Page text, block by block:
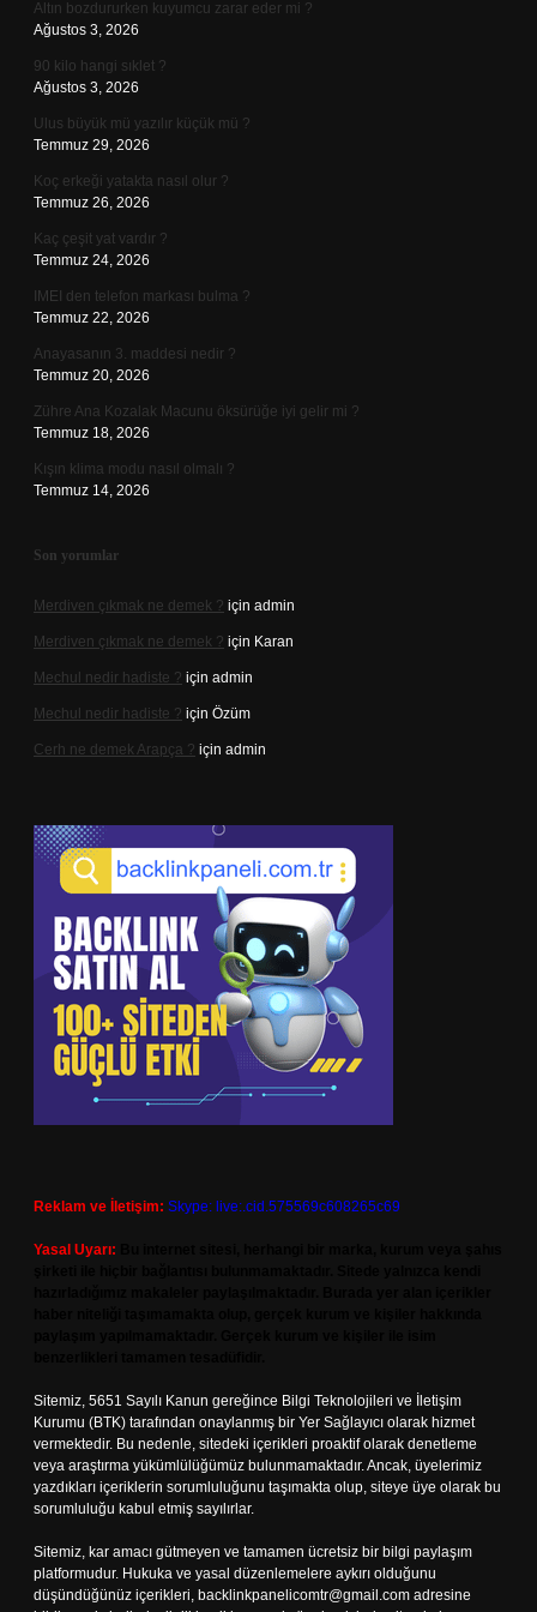
Altın bozdururken kuyumcu zarar eder mi ?
Ağustos 3, 2026
90 kilo hangi sıklet ?
Ağustos 3, 2026
Ulus büyük mü yazılır küçük mü ?
Temmuz 29, 2026
Koç erkeği yatakta nasıl olur ?
Temmuz 26, 2026
Kaç çeşit yat vardır ?
Temmuz 24, 2026
IMEI den telefon markası bulma ?
Temmuz 22, 2026
Anayasanın 3. maddesi nedir ?
Temmuz 20, 2026
Zühre Ana Kozalak Macunu öksürüğe iyi gelir mi ?
Temmuz 18, 2026
Kışın klima modu nasıl olmalı ?
Temmuz 14, 2026
Son yorumlar
Merdiven çıkmak ne demek ? için admin
Merdiven çıkmak ne demek ? için Karan
Mechul nedir hadiste ? için admin
Mechul nedir hadiste ? için Özüm
Cerh ne demek Arapça ? için admin
Reklam ve İletişim: Skype: live:.cid.575569c608265c69
Yasal Uyarı:
Sitemiz, 5651 Sayılı Kanun gereğince Bilgi Teknolojileri ve İletişim
Kurumu (BTK) tarafından onaylanmış bir Yer Sağlayıcı olarak hizmet
vermektedir. Bu nedenle, sitedeki içerikleri proaktif olarak denetleme
veya araştırma yükümlülüğümüz bulunmamaktadır. Ancak, üyelerimiz
yazdıkları içeriklerin sorumluluğunu taşımakta olup, siteye üye olarak bu
sorumluluğu kabul etmiş sayılırlar.
Sitemiz, kar amacı gütmeyen ve tamamen ücretsiz bir bilgi paylaşım
platformudur. Hukuka ve yasal düzenlemelere aykırı olduğunu
düşündüğünüz içerikleri, backlinkpanelicomtr@gmail.com adresine